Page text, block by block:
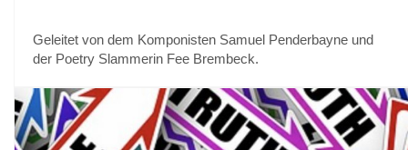
Geleitet von dem Komponisten Samuel Penderbayne und
der Poetry Slammerin Fee Brembeck.